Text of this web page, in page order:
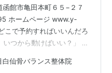
館市亀田本町６５−２７
ホームページ www.y-
こで予約すればいいんだろ
つから動けばいい？」 函
タル衣裳（Google での
白仙骨バランス整体院